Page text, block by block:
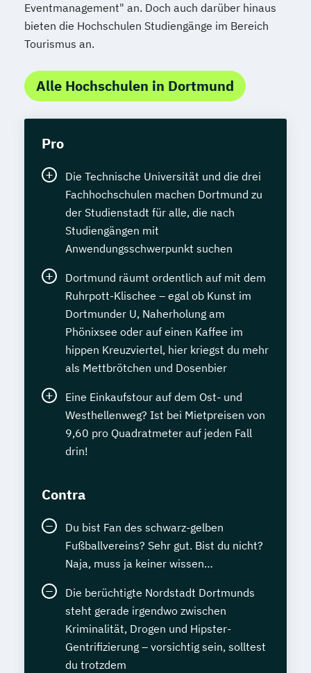
Eventmanagement" an. Doch auch darüber hinaus
bieten die Hochschulen Studiengänge im Bereich
Tourismus an.
Alle Hochschulen in Dortmund
Pro
Die Technische Universität und die drei
Fachhochschulen machen Dortmund zu
der Studienstadt für alle, die nach
Studiengängen mit
Anwendungsschwerpunkt suchen
Dortmund räumt ordentlich auf mit dem
Ruhrpott-Klischee – egal ob Kunst im
Dortmunder U, Naherholung am
Phönixsee oder auf einen Kaffee im
hippen Kreuzviertel, hier kriegst du mehr
als Mettbrötchen und Dosenbier
Eine Einkaufstour auf dem Ost- und
Westhellenweg? Ist bei Mietpreisen von
9,60 pro Quadratmeter auf jeden Fall
drin!
Contra
Du bist Fan des schwarz-gelben
Fußballvereins? Sehr gut. Bist du nicht?
Naja, muss ja keiner wissen…
Die berüchtigte Nordstadt Dortmunds
steht gerade irgendwo zwischen
Kriminalität, Drogen und Hipster-
Gentrifizierung – vorsichtig sein, solltest
du trotzdem